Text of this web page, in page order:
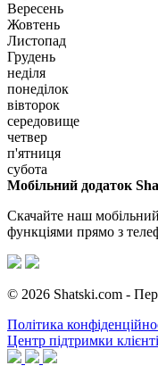
Вересень
Жовтень
Листопад
Грудень
неділя
понеділок
вівторок
середовище
четвер
п'ятниця
субота
Мобільний додаток
Скачайте наш
функціями прямо з
© 2026 Shatski.com -
Політика
Центр підтримки